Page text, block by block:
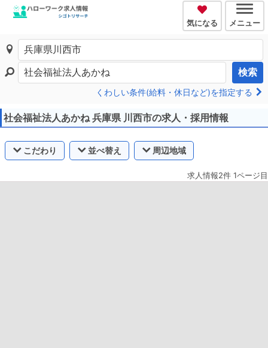
気になる メニュー
検索
くわしい条件(給料・休日など)を指定する
社会福祉法人あかね 兵庫県 川西市の求人・採用情報
こだわり 並べ替え 周辺地域
求人情報2件 1ページ目